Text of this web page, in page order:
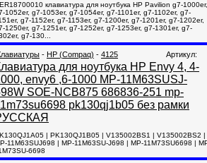
клавиатура для ноутбука HP Pavilion g7-1000er,
1052er, g7-1053er, g7-1054er, g7-1101er, g7-1102er, g7-
g7-1152er, g7-1153er, g7-1200er, g7-1201er, g7-1202er,
1250er, g7-1251er, g7-1252er, g7-1253er, g7-1301er, g7-
g7-130...
- HP (Compaq) - 4125 Артикул:
для ноутбука HP Envy 4, 4-
envy6 ,6-1000 MP-11M63SUSJ-
SOE-NCB875 686836-251 mp-
pk130qj1b05 без рамки
| PK130QJ1B05 | V135002BS1 | V135002BS2 |
11M63SUJ698 | MP-11M63SU-J698 | MP-11M73SU6698 |
6698